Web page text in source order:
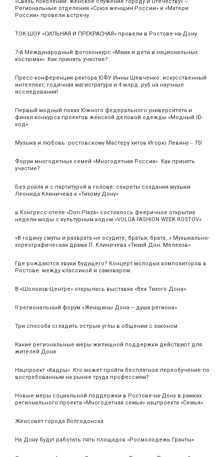
Региональные отделения «Союз женщин России» и «Матери
России» провели встречу
ТОК-ШОУ «СИЛЬНАЯ И ПРЕКРАСНАЯ» провели в Ростове-на-Дону
7-й Международный фотоконкурс «Мама и дети в национальных
костюмах». Как принять участие?
Пресс-конференция ректора ЮФУ Инны Шевченко: искусственный
интеллект, годичная магистратура и 4 млрд. руб на научные
исследования!
Первый модный показ Южного федерального университета и
финал конкурса проектов женской деловой одежды «Модный ID-
код»
Музыка и любовь: ростовскому Мастеру хитов Игорю Левину ‒ 75!
Форум многодетных семей «Многодетная Россия». Как принять
участие?
Без рояля и с партитурой в голове: секреты создания музыки
Леонида Клиничева к «Тихому Дону»
в Конгресс-отеле «Don Plaza» состоялось фееричное открытие
недели моды с культурным кодом «VOLGA FASHION WEEK ROSTOV»
«В годину смуты и разврата не осудите, братья, брата…» Музыкально-
хореографическая драма Л. Клиничева «Тихий Дон. Мелехов»
Где рождаются звуки будущего? Концерт молодых композиторов в
Ростове: между классикой и самоваром.
В «Шолохов-Центре» открылась выставка «Век Тихого Дона»
II региональный форум «Женщины Дона – душа региона»
Три способа сгладить острые углы в общении с законом
Какие региональные меры жилищной поддержки действуют для
жителей Дона
Нацпроект «Кадры». Кто может пройти бесплатное переобучение по
востребованным на рынке труда профессиям?
Новые меры социальной поддержки в Ростове-на-Дону в рамках
регионального проекта «Многодетная семья» нацпроекта «Семья»
Женсовет города Волгодонска
На Дону будут работать пять площадок «Росмолодежь.Гранты»